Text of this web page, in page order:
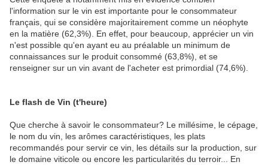
l'information sur le vin est importante pour le consommateur
français, qui se considère majoritairement comme un néophyte
en la matière (62,3%). En effet, pour beaucoup, apprécier un vin
n'est possible qu'en ayant eu au préalable un minimum de
connaissances sur le produit consommé (63,8%), et se
renseigner sur un vin avant de l'acheter est primordial (74,6%).
Le flash de Vin (t'heure)
Que cherche à savoir le consommateur? Le millésime, le cépage,
le nom du vin, les arômes caractéristiques, les plats
recommandés pour servir ce vin, les détails sur la production, sur
le domaine viticole ou encore les particularités du terroir... En